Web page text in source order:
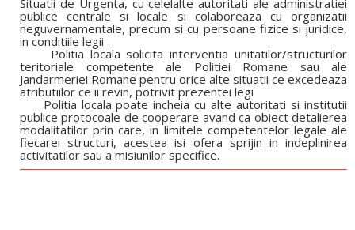
Situatii de Urgenta, cu celelalte autoritati ale administratiei
publice centrale si locale si colaboreaza cu organizatii
neguvernamentale, precum si cu persoane fizice si juridice,
in conditiile legii
Politia locala solicita interventia unitatilor/structurilor
teritoriale competente ale Politiei Romane sau ale
Jandarmeriei Romane pentru orice alte situatii ce excedeaza
atributiilor ce ii revin, potrivit prezentei legi
Politia locala poate incheia cu alte autoritati si institutii
publice protocoale de cooperare avand ca obiect detalierea
modalitatilor prin care, in limitele competentelor legale ale
fiecarei structuri, acestea isi ofera sprijin in indeplinirea
activitatilor sau a misiunilor specifice.